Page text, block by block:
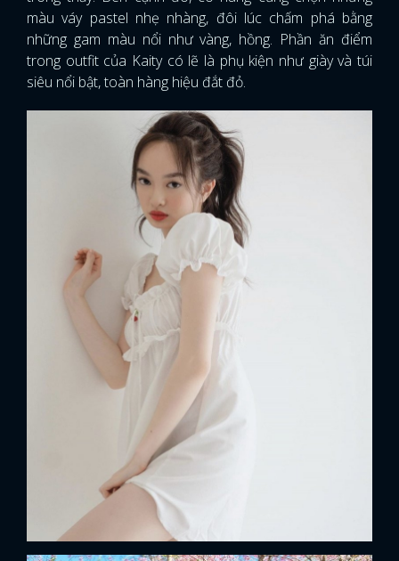
màu váy pastel nhẹ nhàng, đôi lúc chấm phá bằng
những gam màu nổi như vàng, hồng. Phần ăn điểm
trong outfit của Kaity có lẽ là phụ kiện như giày và túi
siêu nổi bật, toàn hàng hiệu đắt đỏ.